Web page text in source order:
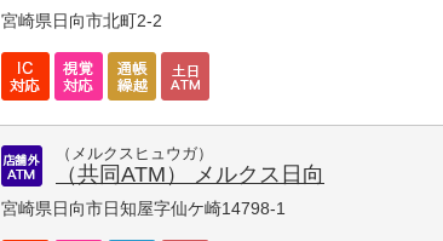
宮崎県日向市北町2-2
（メルクスヒュウガ）
（共同ATM） メルクス日向
宮崎県日向市日知屋字仙ケ崎14798-1